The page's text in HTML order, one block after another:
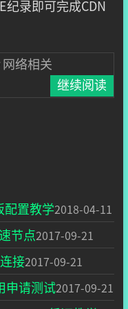
纪录即可完成CDN
网络相关
继续阅读
配置教学2018-04-11
节点2017-09-21
接2017-09-21
申请测试2017-09-21